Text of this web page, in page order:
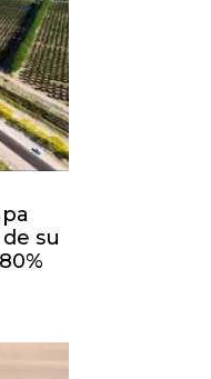
su